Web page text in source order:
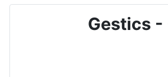
Gestics -